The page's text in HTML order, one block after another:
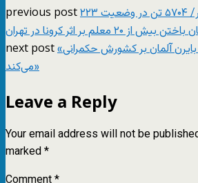
previous post۲۲۳ فوتی جدید کرونا در کشور/ ۵۷۰۴ تن در وضعیت
معلم بر اثر کرونا در تهران
next post«پادشاه تایلند واقعا از بایرن آلمان بر کشورش حکمرانی
می‌کند»
Leave a Reply
Your email address will not be
marked*